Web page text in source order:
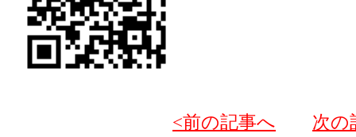
<前の記事へ
次の